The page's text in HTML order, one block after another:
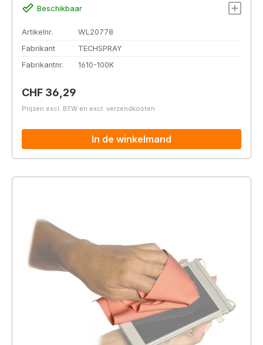
Beschikbaar
Artikelnr.
WL20778
Fabrikant
TECHSPRAY
Fabrikantnr.
1610-100K
Normale prijs:
CHF 36,29
Prijzen excl. BTW en excl. verzendkosten
In de winkelmand